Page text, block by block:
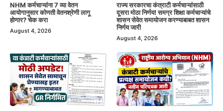
NHM कर्मचाऱ्यांना 7 व्या वेतन
आयोगानुसार कोणती वेतनश्रेणी लागू
होणार? चेक करा
August 4, 2026
राज्य सरकारचा कंत्राटी कर्मचाऱ्यांसाठी
दूसरा मोठा निर्णय! समग्र शिक्षा कर्मचाऱ्यांचे
शासन सेवेत समायोजन करण्याबाबत शासन
निर्णय जारी
August 4, 2026